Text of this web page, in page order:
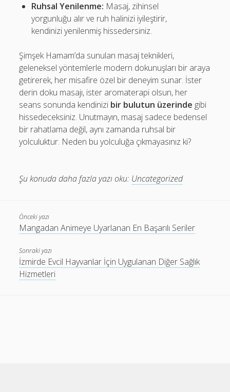
Ruhsal Yenilenme: Masaj, zihinsel
yorgunluğu alır ve ruh halinizi iyileştirir,
kendinizi yenilenmiş hissedersiniz.
Şimşek Hamam’da sunulan masaj teknikleri,
geleneksel yöntemlerle modern dokunuşları bir araya
getirerek, her misafire özel bir deneyim sunar. İster
derin doku masajı, ister aromaterapi olsun, her
seans sonunda kendinizi bir bulutun üzerinde gibi
hissedeceksiniz. Unutmayın, masaj sadece bedensel
bir rahatlama değil, aynı zamanda ruhsal bir
yolculuktur. Neden bu yolculuğa çıkmayasınız ki?
Şu konuda daha fazla yazı oku: Uncategorized
Önceki yazı
Mangadan Animeye Uyarlanan En Başarılı Seriler
Sonraki yazı
İzmirde Evcil Hayvanlar İçin Uygulanan Diğer Sağlık
Hizmetleri